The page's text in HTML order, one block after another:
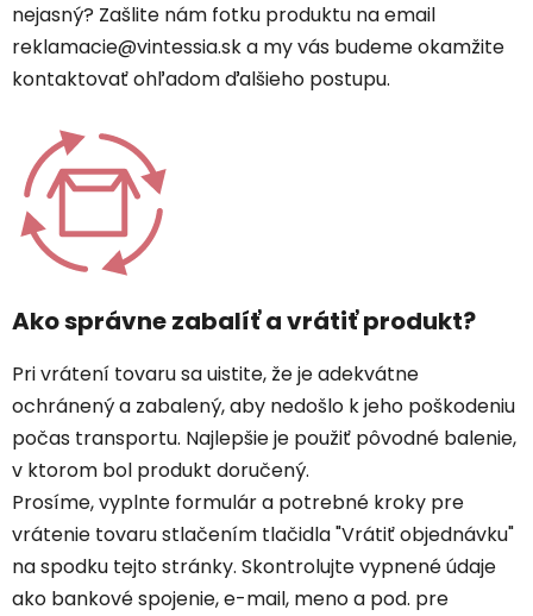
nejasný? Zašlite nám fotku produktu na email
reklamacie@vintessia.sk a my vás budeme okamžite
kontaktovať ohľadom ďalšieho postupu.
Ako správne zabalíť a vrátiť produkt?
Pri vrátení tovaru sa uistite, že je adekvátne
ochránený a zabalený, aby nedošlo k jeho poškodeniu
počas transportu. Najlepšie je použiť pôvodné balenie,
v ktorom bol produkt doručený.
Prosíme, vyplnte formulár a potrebné kroky pre
vrátenie tovaru stlačením tlačidla "Vrátiť objednávku"
na spodku tejto stránky. Skontrolujte vypnené údaje
ako bankové spojenie, e-mail, meno a pod. pre